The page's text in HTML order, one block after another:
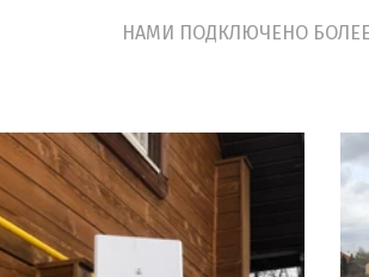
НАМИ ПОДКЛЮЧЕНО